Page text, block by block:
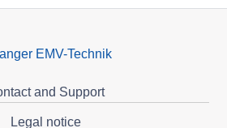
EMV-Technik
and Support
Legal notice